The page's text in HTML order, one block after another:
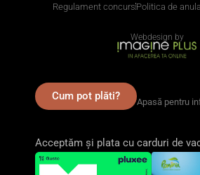
Regulament concurs Politica de
Webdesign by
Cum pot plăti? Apasă pentru
Acceptăm și plata cu carduri de